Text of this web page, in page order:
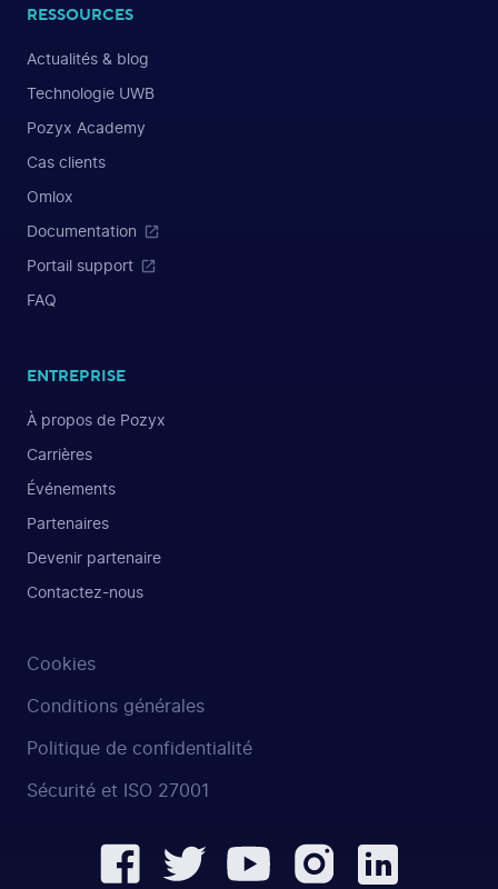
RESSOURCES
Actualités & blog
Technologie UWB
Pozyx Academy
Cas clients
Omlox
Documentation
Portail support
FAQ
ENTREPRISE
À propos de Pozyx
Carrières
Événements
Partenaires
Devenir partenaire
Contactez-nous
Cookies
Conditions générales
Politique de confidentialité
Sécurité et ISO 27001